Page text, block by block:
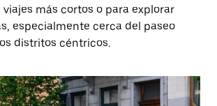
más cortos o para explorar
especialmente cerca del paseo
distritos céntricos.